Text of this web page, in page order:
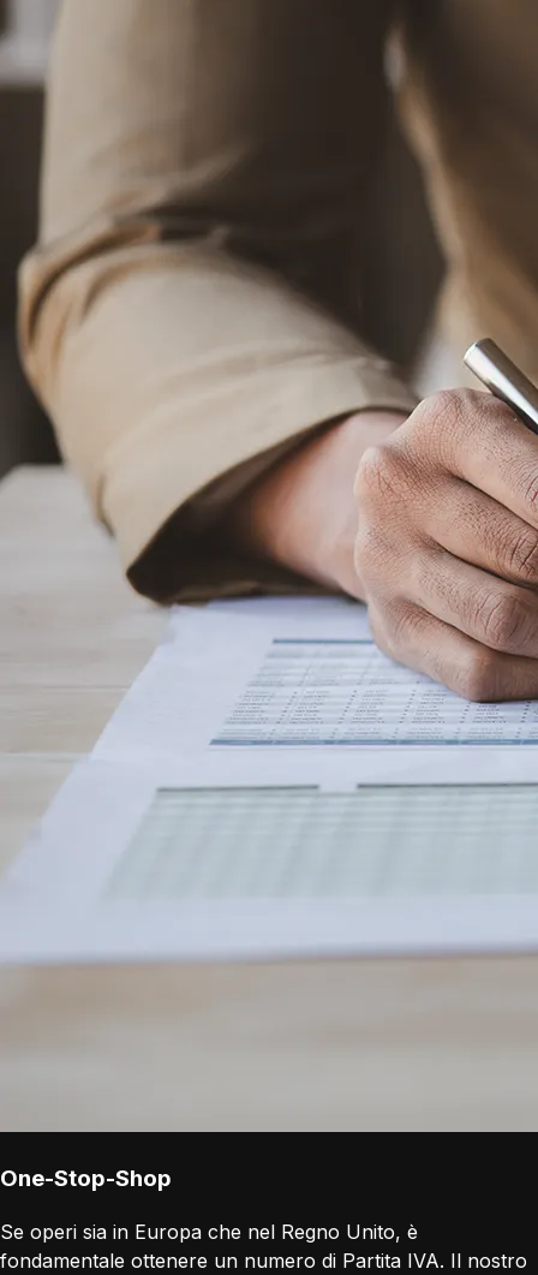
One-Stop-Shop
Se operi sia in Europa che nel Regno Unito, è
fondamentale ottenere un numero di Partita IVA. Il nostro